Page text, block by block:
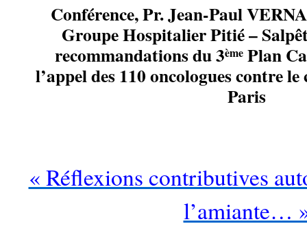
Conférence, Pr.Jean-Paul
Groupe Hospitalier Pitié –
recommandations du 3èmePlan
l’appel des 110 oncologues contre
Paris
« Réflexions contributives
l’amiante…